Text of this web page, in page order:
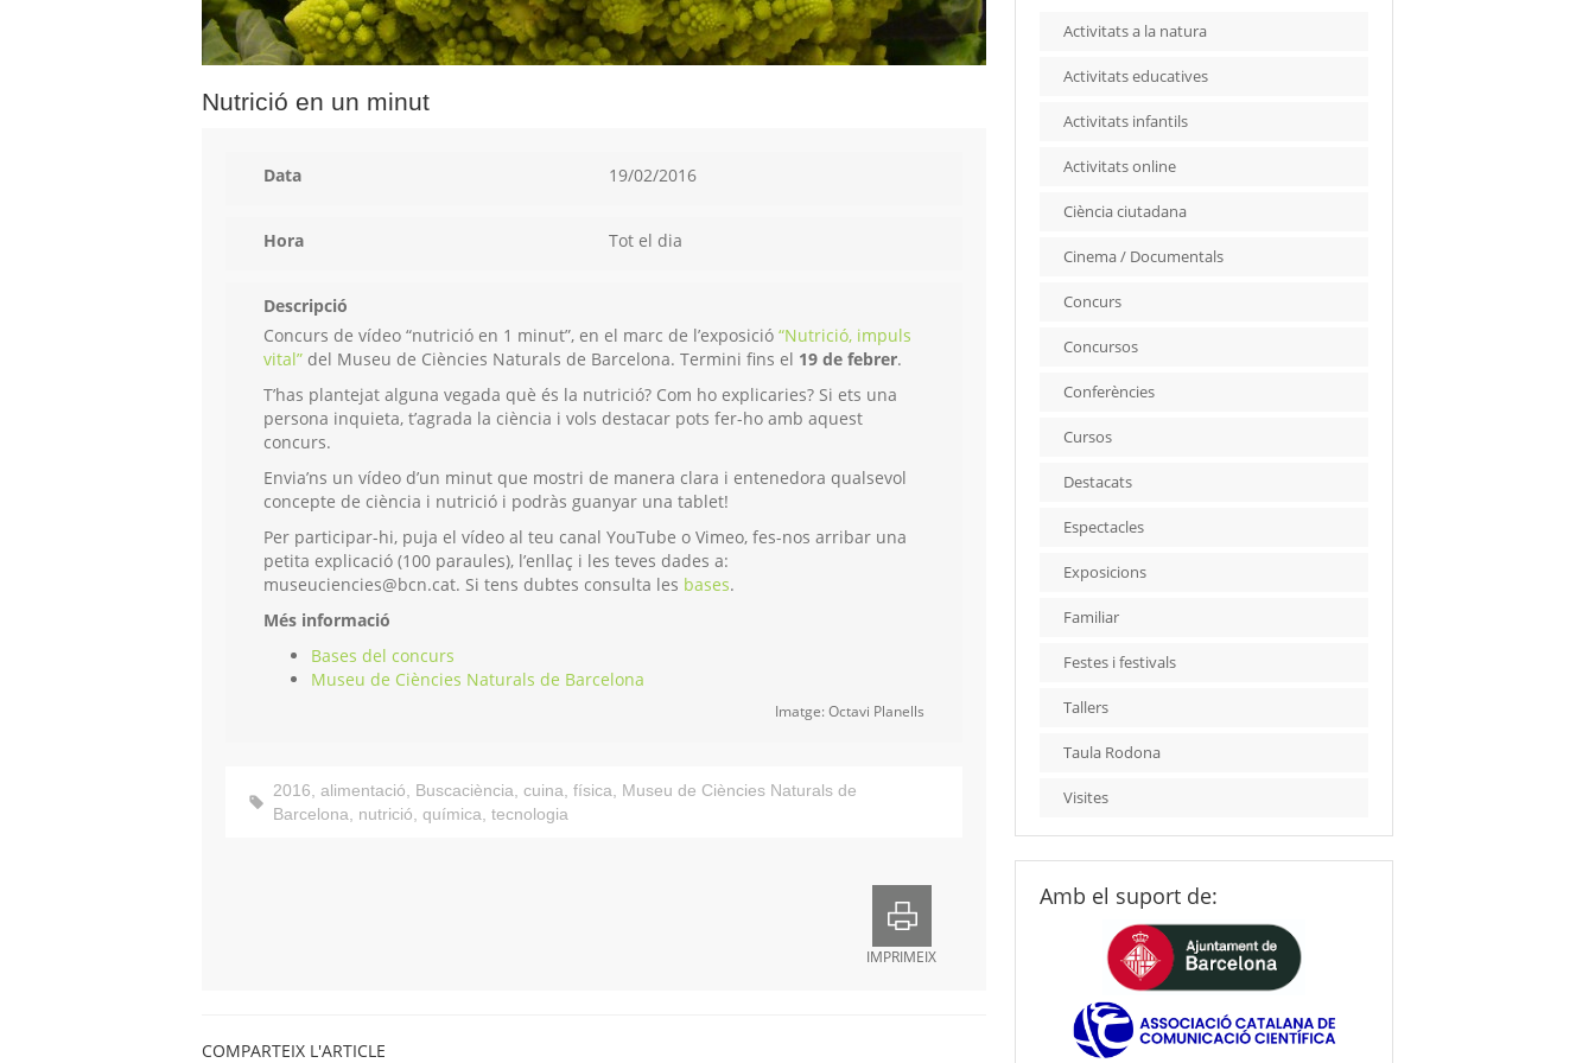
Nutrició en un minut
Data 19/02/2016
Hora Tot el dia
Descripció
Concurs de vídeo “nutrició en 1 minut”, en el marc de l’exposició “Nutrició, impuls
vital” del Museu de Ciències Naturals de Barcelona. Termini fins el 19 de febrer.
T’has plantejat alguna vegada què és la nutrició? Com ho explicaries? Si ets una
persona inquieta, t’agrada la ciència i vols destacar pots fer-ho amb aquest
concurs.
Envia’ns un vídeo d’un minut que mostri de manera clara i entenedora qualsevol
concepte de ciència i nutrició i podràs guanyar una tablet!
Per participar-hi, puja el vídeo al teu canal YouTube o Vimeo, fes-nos arribar una
petita explicació (100 paraules), l’enllaç i les teves dades a:
museuciencies@bcn.cat. Si tens dubtes consulta les bases.
Més informació
Bases del concurs
Museu de Ciències Naturals de Barcelona
Imatge: Octavi Planells
2016, alimentació, Buscaciència, cuina, física, Museu de Ciències Naturals de
Barcelona, nutrició, química, tecnologia
IMPRIMEIX
COMPARTEIX L'ARTICLE
Activitats a la natura
Activitats educatives
Activitats infantils
Activitats online
Ciència ciutadana
Cinema / Documentals
Concurs
Concursos
Conferències
Cursos
Destacats
Espectacles
Exposicions
Familiar
Festes i festivals
Tallers
Taula Rodona
Visites
Amb el suport de: